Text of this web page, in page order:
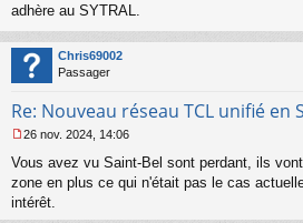
s
a
g
e
o
l
u
adhère au SYTRAL.
Chris69002
Passager
Re: Nouveau réseau TCL unifié en
e
s
s
26 nov. 2024, 14:06
Vous avez vu Saint-Bel sont perdant, ils
zone en plus ce qui n'était pas le cas
intérêt.